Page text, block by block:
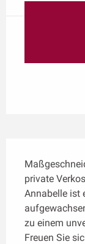
private
Annabelle ist
zu einem
Freuen Sie